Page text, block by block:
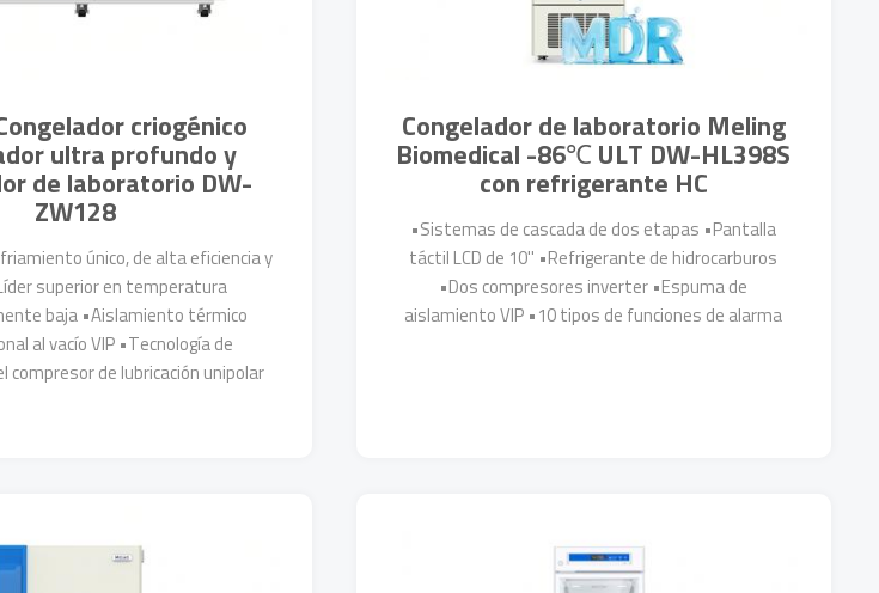
criogénico
ultra profundo y
de laboratorio DW-
ZW128
único, de alta eficiencia y
superior en temperatura
baja •Aislamiento térmico
al vacío VIP •Tecnología de
compresor de lubricación unipolar
Congelador de laboratorio Meling
Biomedical -86℃ ULT DW-HL398S
con refrigerante HC
•Sistemas de cascada de dos etapas •Pantalla
táctil LCD de 10'' •Refrigerante de hidrocarburos
•Dos compresores inverter •Espuma de
aislamiento VIP •10 tipos de funciones de alarma